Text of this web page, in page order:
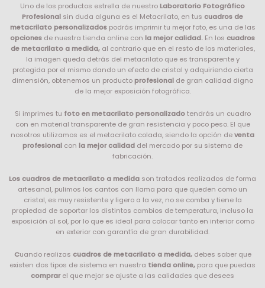
Uno de los productos estrella de nuestroLaboratorio Fotográfico
Profesional sin duda alguna es el Metacrilato, en tus cuadros de
metacrilato personalizados podrás imprimir tu mejor foto, es una de las
opciones de nuestra tienda online con la mejor calidad. En los cuadros
de metacrilato a medida,al contrario que en el resto de los materiales,
la imagen queda detrás del metacrilato que es transparente y
protegida por el mismo dando un efecto de cristal y adquiriendo cierta
dimensión, obtenemos un productoprofesional de gran calidad digno
de la mejor exposición fotográfica.
Si imprimes tu foto en metacrilato personalizadotendrás un cuadro
con en material transparente de gran resistencia y poco peso. El que
nosotros utilizamos es el metacrilato colada, siendo la opción deventa
profesional con la mejor calidad del mercado por su sistema de
fabricación.
Los cuadros de metacrilato a medida son tratados realizados de forma
artesanal, pulimos los cantos con llama para que queden como un
cristal, es muy resistente y ligero a la vez, no se comba y tiene la
propiedad de soportar los distintos cambios de temperatura, incluso la
exposición al sol, por lo que es ideal para colocar tanto en interior como
en exterior con garantía de gran durabilidad.
Cuando realizas cuadros de metacrilato a medida, debes saber que
existen dos tipos de sistema en nuestra tienda online, para que puedas
comprarel que mejor se ajuste a las calidades que desees